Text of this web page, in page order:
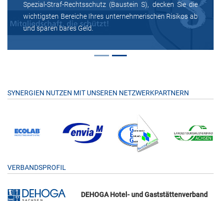
Spezial-Straf-Rechtsschutz (Baustein S), decken Sie die
wichtigsten Bereiche Ihres unternehmerischen Risikos ab
und sparen bares Geld.
SYNERGIEN NUTZEN MIT UNSEREN NETZWERKPARTNERN
VERBANDSPROFIL
DEHOGA Hotel- und Gaststättenverband